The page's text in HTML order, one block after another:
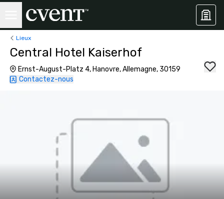
Lieux
Central Hotel Kaiserhof
Ernst-August-Platz 4, Hanovre, Allemagne, 30159
Contactez-nous